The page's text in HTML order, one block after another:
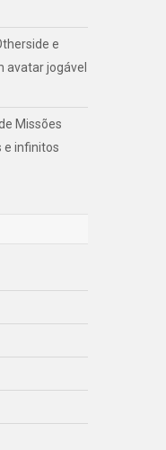
e
jogável
Missões
e infinitos